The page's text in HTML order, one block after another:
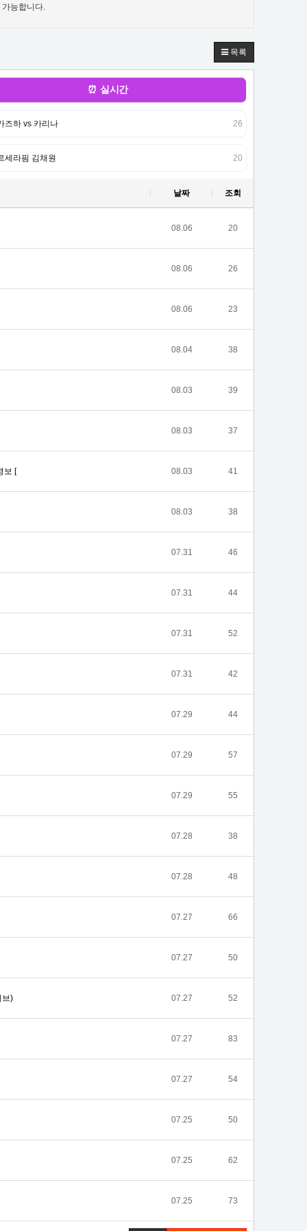
능합니다.
목록
⏰ 실시간
즈하 vs 카리나 26
세라핌 김채원 20
날짜 조회
08.06 20
08.06 26
08.06 23
08.04 38
08.03 39
08.03 37
보 [ 08.03 41
08.03 38
07.31 46
07.31 44
07.31 52
07.31 42
07.29 44
07.29 57
07.29 55
07.28 38
07.28 48
07.27 66
07.27 50
브) 07.27 52
07.27 83
07.27 54
07.25 50
07.25 62
07.25 73